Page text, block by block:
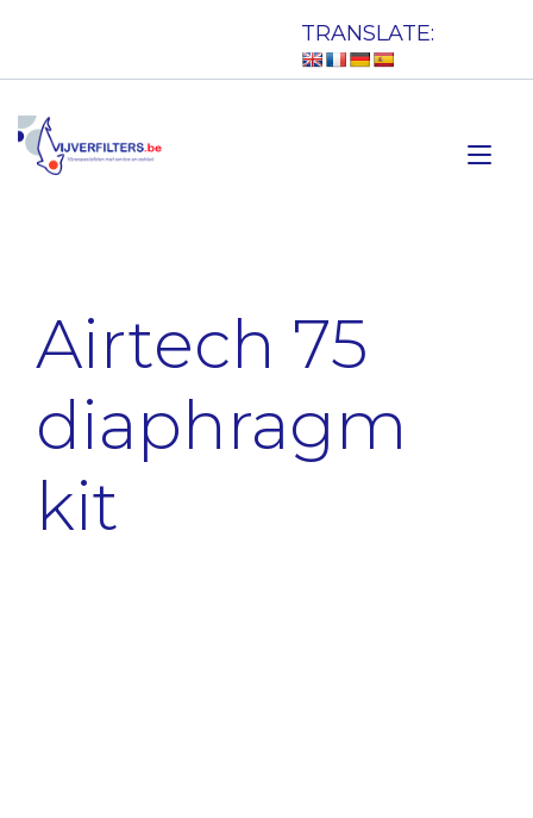
TRANSLATE:
Airtech 75
diaphragm
kit